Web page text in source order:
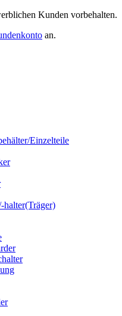
Kunden vorbehalten.
an.
Einzelteile
halter(Träger)